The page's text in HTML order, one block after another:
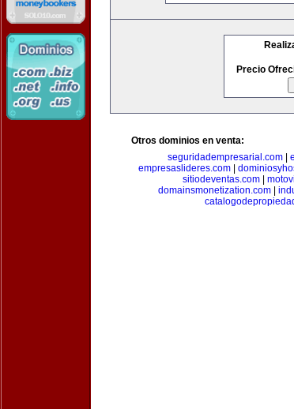
Precio
Otros dominios en venta:
seguridadempresarial.com
empresaslideres.com|
sitiodeventas.com
domainsmonetization.com|